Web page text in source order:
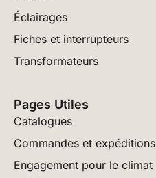
Éclairages
Fiches et interrupteurs
Transformateurs
Pages Utiles
Catalogues
Commandes et expéditions
Engagement pour le climat